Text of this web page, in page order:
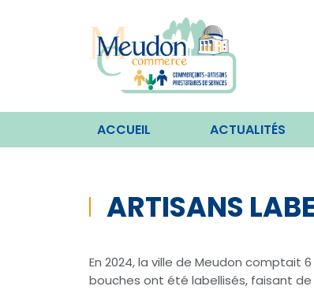
ACCUEIL ACTUALITÉS
ARTISANS
En 2024, la ville de Meudon comptait
bouches ont été labellisés, faisant